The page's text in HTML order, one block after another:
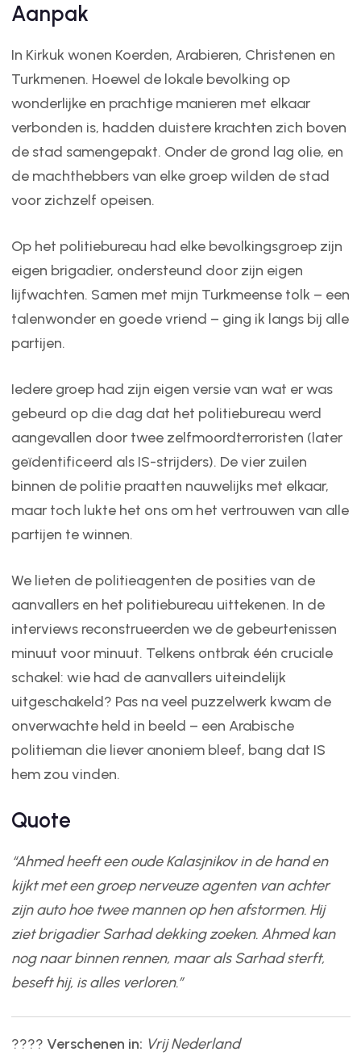
Aanpak
In Kirkuk wonen Koerden, Arabieren, Christenen en
Turkmenen. Hoewel de lokale bevolking op
wonderlijke en prachtige manieren met elkaar
verbonden is, hadden duistere krachten zich boven
de stad samengepakt. Onder de grond lag olie, en
de machthebbers van elke groep wilden de stad
voor zichzelf opeisen.
Op het politiebureau had elke bevolkingsgroep zijn
eigen brigadier, ondersteund door zijn eigen
lijfwachten. Samen met mijn Turkmeense tolk – een
talenwonder en goede vriend – ging ik langs bij alle
partijen.
Iedere groep had zijn eigen versie van wat er was
gebeurd op die dag dat het politiebureau werd
aangevallen door twee zelfmoordterroristen (later
geïdentificeerd als IS-strijders). De vier zuilen
binnen de politie praatten nauwelijks met elkaar,
maar toch lukte het ons om het vertrouwen van alle
partijen te winnen.
We lieten de politieagenten de posities van de
aanvallers en het politiebureau uittekenen. In de
interviews reconstrueerden we de gebeurtenissen
minuut voor minuut. Telkens ontbrak één cruciale
schakel: wie had de aanvallers uiteindelijk
uitgeschakeld? Pas na veel puzzelwerk kwam de
onverwachte held in beeld – een Arabische
politieman die liever anoniem bleef, bang dat IS
hem zou vinden.
Quote
“Ahmed heeft een oude Kalasjnikov in de hand en
kijkt met een groep nerveuze agenten van achter
zijn auto hoe twee mannen op hen afstormen. Hij
ziet brigadier Sarhad dekking zoeken. Ahmed kan
nog naar binnen rennen, maar als Sarhad sterft,
beseft hij, is alles verloren.”
???? Verschenen in: Vrij Nederland